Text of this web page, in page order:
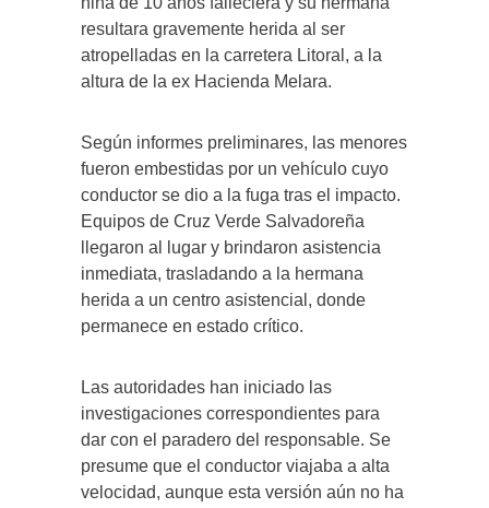
resultara gravemente herida al ser
atropelladas en la carretera Litoral, a la
altura de la ex Hacienda Melara.
Según informes preliminares, las menores
fueron embestidas por un vehículo cuyo
conductor se dio a la fuga tras el impacto.
Equipos de Cruz Verde Salvadoreña
llegaron al lugar y brindaron asistencia
inmediata, trasladando a la hermana
herida a un centro asistencial, donde
permanece en estado crítico.
Las autoridades han iniciado las
investigaciones correspondientes para
dar con el paradero del responsable. Se
presume que el conductor viajaba a alta
velocidad, aunque esta versión aún no ha